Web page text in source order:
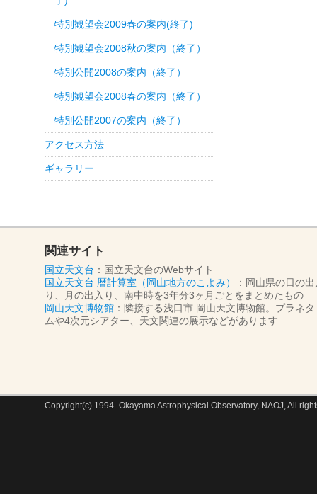
特別観望会2009春の案内(終了)
特別観望会2008秋の案内（終了）
特別公開2008の案内（終了）
特別観望会2008春の案内（終了）
特別公開2007の案内（終了）
アクセス方法
ギャラリー
関連サイト
国立天文台 ：国立天文台のWebサイト
国立天文台 暦計算室（岡山地方のこよみ）
：岡山県の日の
り、月の出入り、南中時を3年分3ヶ月ごとをまとめたもの
岡山天文博物館 ：隣接する浅口市 岡山天文博物館。プラネタ
ムや4次元シアター、天文関連の展示などがあります
Copyright(c) 1994- Okayama Astrophysical Observatory, NAOJ, All